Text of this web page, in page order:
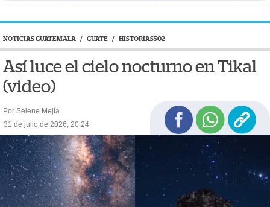
NOTICIAS GUATEMALA / GUATE / HISTORIAS502
Así luce el cielo nocturno en Tikal
(video)
Por Selene Mejía
31 de julio de 2026, 20:24